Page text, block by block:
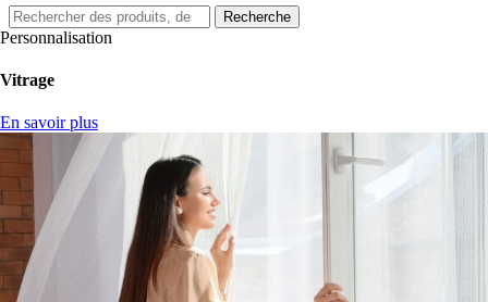
Recherche
Personnalisation
Vitrage
En savoir plus